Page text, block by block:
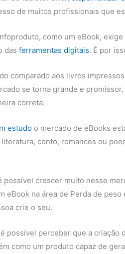
de muitos profissionais que
como um eBook,
das ferramentas digitais. É por
comparado aos livros
se torna grande e
correta.
estudo o mercado de eBooks
conto, romances ou
possível crescer muito nesse
eBook na área de Perda de
crie o seu.
possível perceber que a criação
como um produto capaz de